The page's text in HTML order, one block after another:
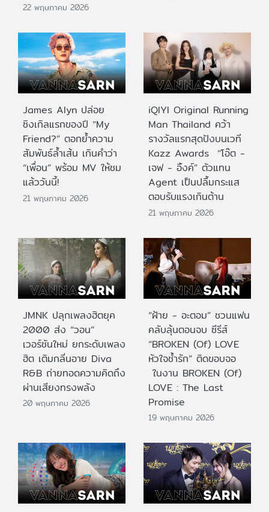
22 พฤษภาคม 2026
James Alyn ปล่อย
ซิงเกิลแรกของปี “My
Friend?” ตอกย้ำความ
สัมพันธ์ล้ำเส้น เกินคำว่า
“เพื่อน” พร้อม MV ให้ชม
แล้ววันนี้!
21 พฤษภาคม 2026
iQIYI Original Running
Man Thailand คว้า
รางวัลแรกสุดปังบนเวที
Kazz Awards “โอ๊ต -
เจฟ - อิ้งค์” ตัวแทน
Agent เป็นปลื้มกระแส
ตอบรับแรงเกินต้าน
21 พฤษภาคม 2026
JMNK ปลุกเพลงฮิตยุค
2000 ส่ง “วอน”
เวอร์ชันใหม่ ยกระดับเพลง
ฮิต เติมกลิ่นอาย Diva
R&B ถ่ายทอดความคิดถึง
ผ่านเสียงทรงพลัง
20 พฤษภาคม 2026
“ฝ้าย - อะตอม” ชวนแฟน
คลับลุ้นตอนจบ ซีรีส์
“BROKEN (Of) LOVE
หัวใจช้ำรัก” ติดขอบจอ
ในงาน BROKEN (Of)
LOVE : The Last
Promise
19 พฤษภาคม 2026